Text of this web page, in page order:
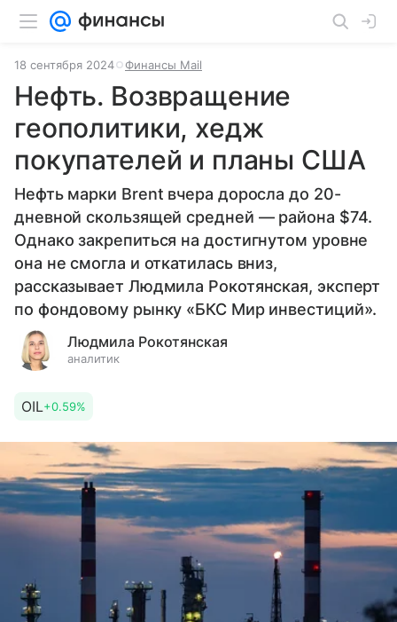
18 сентября 2024 Финансы Mail
Нефть. Возвращение
геополитики, хедж
покупателей и планы США
Нефть марки Brent вчера доросла до 20-
дневной скользящей средней — района $74.
Однако закрепиться на достигнутом уровне
она не смогла и откатилась вниз,
рассказывает Людмила Рокотянская, эксперт
по фондовому рынку «БКС Мир инвестиций».
Людмила Рокотянская
аналитик
OIL+0.59%